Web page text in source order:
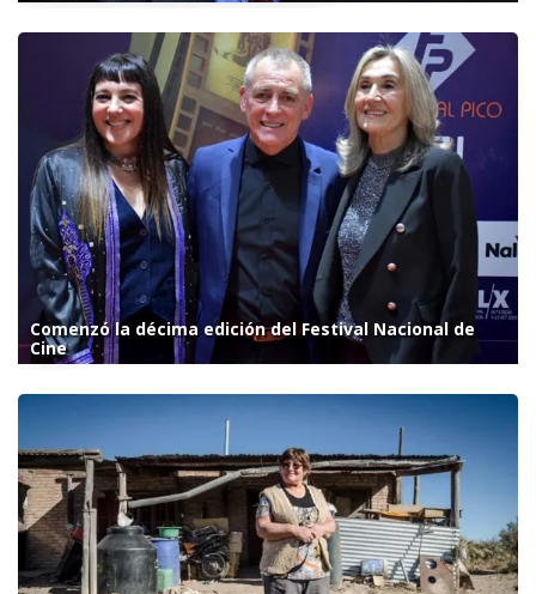
Comenzó la décima edición del Festival Nacional de
Cine